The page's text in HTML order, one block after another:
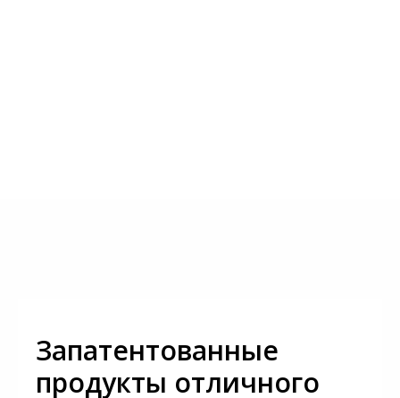
Запатентованные
продукты отличного